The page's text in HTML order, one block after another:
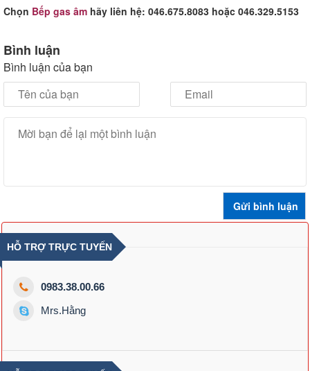
Chọn Bếp gas âm hãy liên hệ: 046.675.8083 hoặc 046.329.5153
Bình luận
Bình luận của bạn
HỖ TRỢ TRỰC TUYẾN
0983.38.00.66
Mrs.Hằng